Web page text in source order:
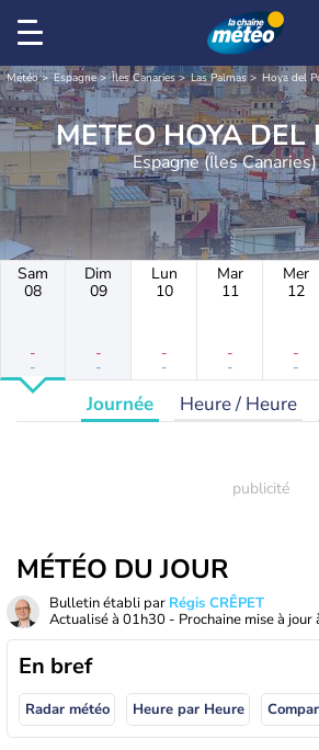
Météo Espagne Îles Canaries Las Palmas Hoya del
METEO HOYA
Espagne (Îles Canaries)
Sam
08
-
-
Dim
09
-
-
Lun
10
-
-
Mar
11
-
-
Mer
12
-
-
Journée Heure / Heure
MÉTÉO DU JOUR
Bulletin établi par Régis CRÊPET
Actualisé à 01h30 - Prochaine mise à jour
En bref
Radar météo Heure par Heure